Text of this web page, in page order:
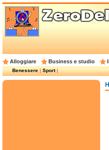
Alloggiare Business e studio
Benessere|Sport|